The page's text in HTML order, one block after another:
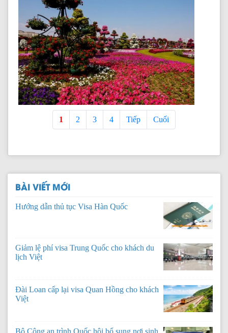
1 2 3 4 Tiếp Cuối
BÀI VIẾT MỚI
Hướng dẫn thủ tục Visa Hàn Quốc
Giảm lệ phí visa Trung Quốc cho khách du
lịch Việt
Đài Loan cấp lại visa Quan Hồng cho khách
Việt
Bộ Công an trình Quốc hội bổ sung nơi sinh